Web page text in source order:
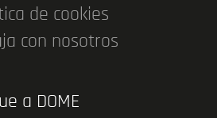
de cookies
con nosotros
a DOME